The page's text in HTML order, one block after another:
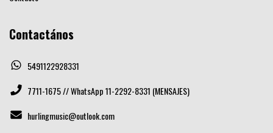
Contactános
5491122928331
7711-1675 // WhatsApp 11-2292-8331 (MENSAJES)
hurlingmusic@outlook.com